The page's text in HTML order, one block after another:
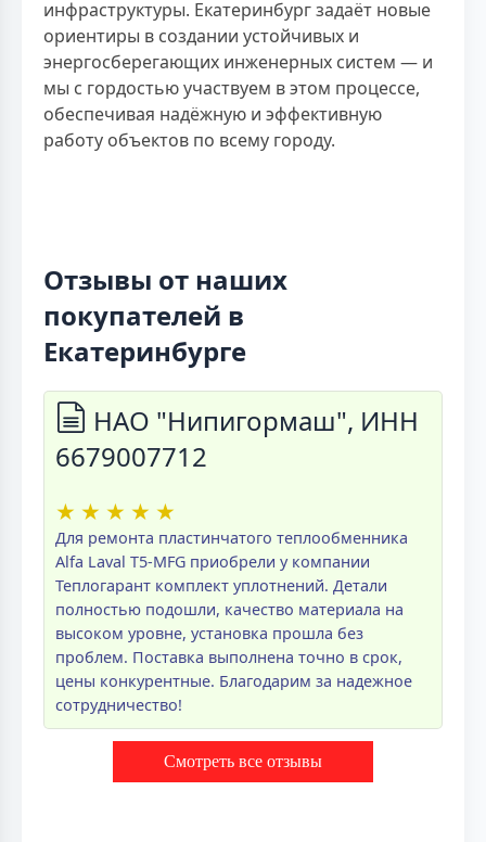
инфраструктуры. Екатеринбург задаёт новые
ориентиры в создании устойчивых и
энергосберегающих инженерных систем — и
мы с гордостью участвуем в этом процессе,
обеспечивая надёжную и эффективную
работу объектов по всему городу.
Отзывы от наших
покупателей в
Екатеринбурге
НАО "Нипигормаш", ИНН
6679007712
★ ★ ★ ★ ★
Для ремонта пластинчатого теплообменника
Alfa Laval T5-MFG приобрели у компании
Теплогарант комплект уплотнений. Детали
полностью подошли, качество материала на
высоком уровне, установка прошла без
проблем. Поставка выполнена точно в срок,
цены конкурентные. Благодарим за надежное
сотрудничество!
Смотреть все отзывы